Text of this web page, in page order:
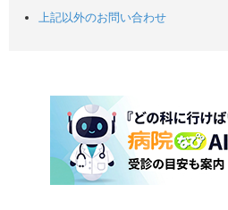
上記以外のお問い合わせ